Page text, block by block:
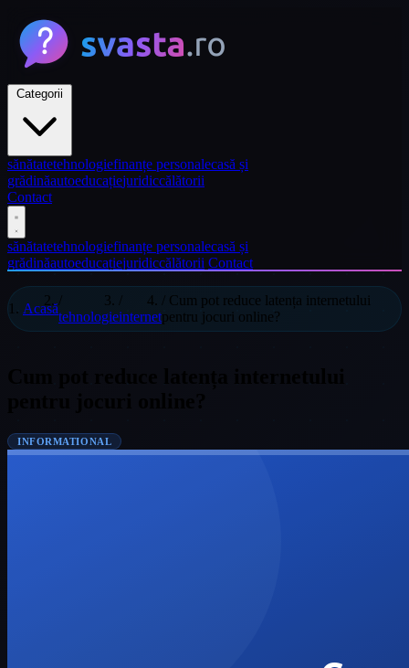
sănătatetehnologiefinanțe personalecasă și
grădinăautoeducațiejuridiccălătorii
Contact
sănătatetehnologiefinanțe personalecasă și
grădinăautoeducațiejuridiccălătorii Contact
Acasă
tehnologie
/
internet
/ Cum pot reduce latența internetului
pentru jocuri online?
INFORMATIONAL